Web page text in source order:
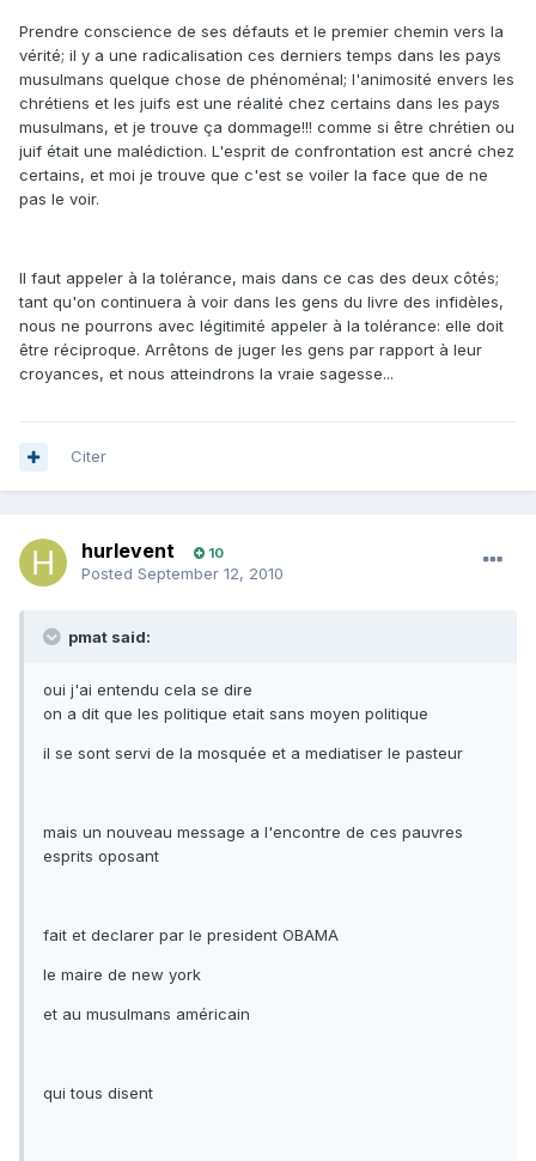
Prendre conscience de ses défauts et le premier chemin vers la
vérité; il y a une radicalisation ces derniers temps dans les pays
musulmans quelque chose de phénoménal; l'animosité envers les
chrétiens et les juifs est une réalité chez certains dans les pays
musulmans, et je trouve ça dommage!!! comme si être chrétien ou
juif était une malédiction. L'esprit de confrontation est ancré chez
certains, et moi je trouve que c'est se voiler la face que de ne
pas le voir.
Il faut appeler à la tolérance, mais dans ce cas des deux côtés;
tant qu'on continuera à voir dans les gens du livre des infidèles,
nous ne pourrons avec légitimité appeler à la tolérance: elle doit
être réciproque. Arrêtons de juger les gens par rapport à leur
croyances, et nous atteindrons la vraie sagesse...
Citer
hurlevent 10
Posted September 12, 2010
pmat said:
oui j'ai entendu cela se dire
on a dit que les politique etait sans moyen politique
il se sont servi de la mosquée et a mediatiser le pasteur
mais un nouveau message a l'encontre de ces pauvres
esprits oposant
fait et declarer par le president OBAMA
le maire de new york
et au musulmans américain
qui tous disent